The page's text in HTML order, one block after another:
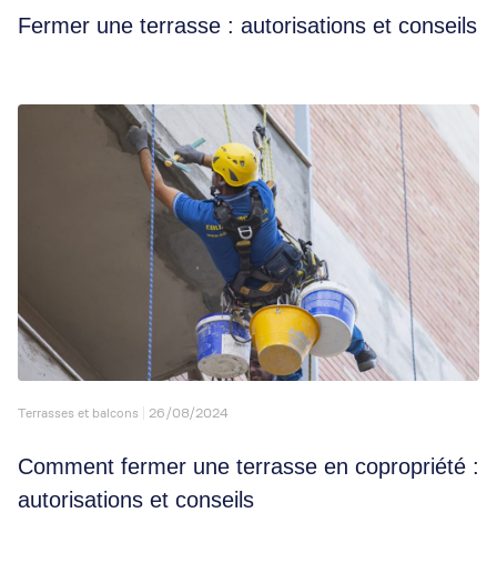
Fermer une terrasse : autorisations et conseils
Terrasses et balcons 26/08/2024
Comment fermer une terrasse en copropriété :
autorisations et conseils